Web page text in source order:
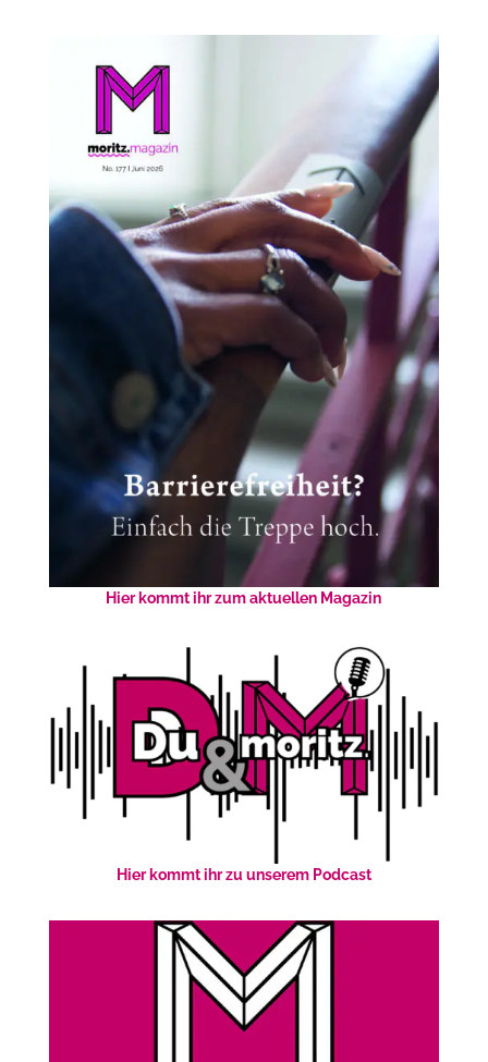
Hier kommt ihr zum aktuellen Magazin
Hier kommt ihr zu unserem Podcast